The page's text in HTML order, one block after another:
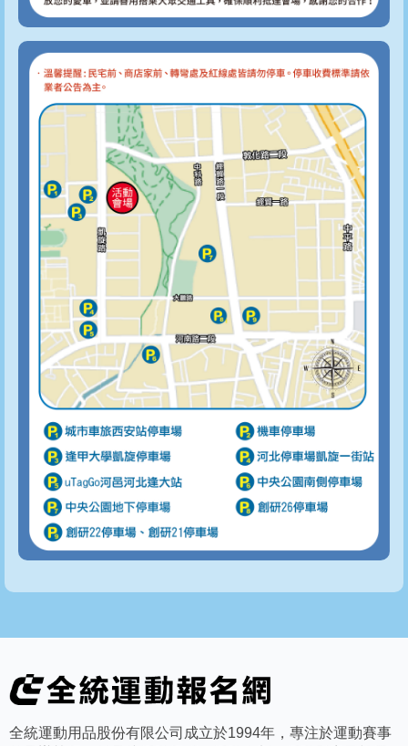
全統運動用品股份有限公司成立於1994年，專注於運動賽事